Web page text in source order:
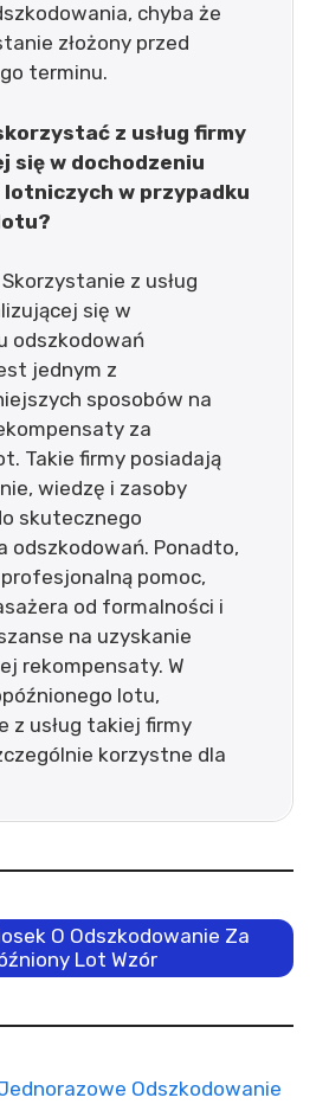
chyba że
złożony przed
terminu.
z usług firmy
się w dochodzeniu
lotniczych w przypadku
z usług
się w
odszkodowań
jednym z
sposobów na
za
Takie firmy posiadają
wiedzę i zasoby
skutecznego
odszkodowań. Ponadto,
pomoc,
od formalności i
na uzyskanie
rekompensaty. W
lotu,
z usług takiej firmy
korzystne dla
O Odszkodowanie Za
Lot Wzór
Odszkodowanie